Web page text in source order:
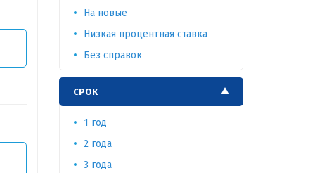
На новые
Низкая процентная ставка
Без справок
СРОК
1 год
2 года
3 года